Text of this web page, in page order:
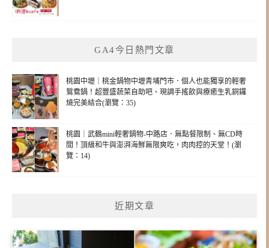
GA4今日熱門文章
桃園中壢｜桃金鍋物中壢青埔門市．個人也能獨享的輕奢
鴛鴦鍋！超豐盛蔬菜自助吧、現調手搖飲與療癒生乳銅鑼
燒完美結合(瀏覽：35)
桃園｜武鶴mini輕奢鍋物-中路店．無點餐限制、無CD時
間！頂級和牛與澎湃海鮮無限爽吃，肉肉控的天堂！(瀏
覽：14)
近期文章